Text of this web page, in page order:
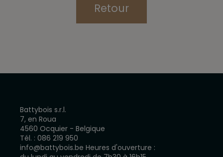
Retour
Battybois s.r.l.
7, en Roua
4560 Ocquier - Belgique
Tél. : 086 219 950
info@battybois.be Heures d'ouverture :